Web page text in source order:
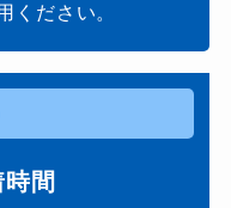
ください。
間